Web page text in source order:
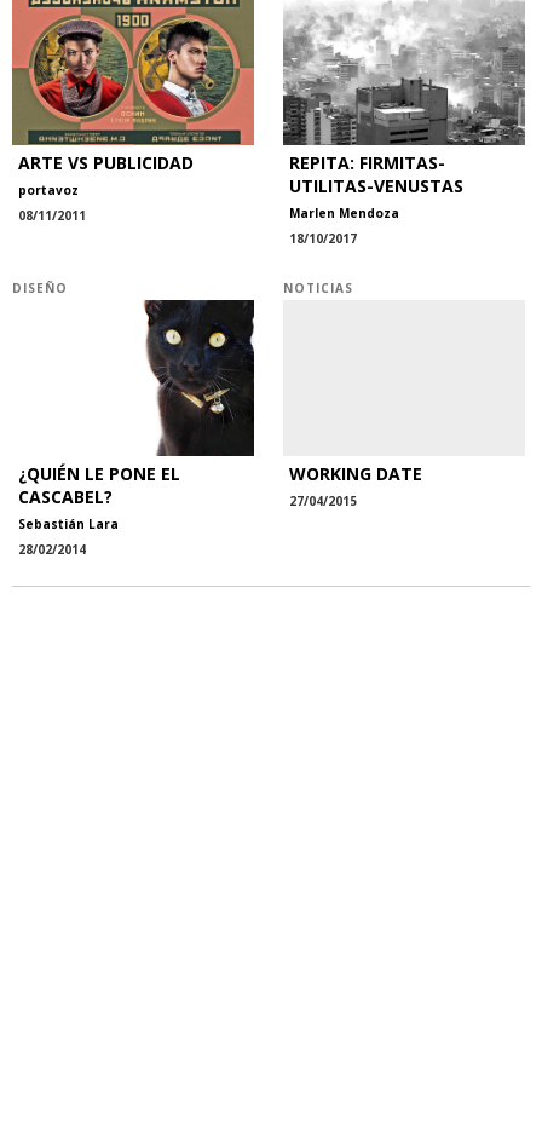
ARTE VS PUBLICIDAD
portavoz
08/11/2011
REPITA: FIRMITAS-
UTILITAS-VENUSTAS
Marlen Mendoza
18/10/2017
DISEÑO
¿QUIÉN LE PONE EL
CASCABEL?
Sebastián Lara
28/02/2014
NOTICIAS
WORKING DATE
27/04/2015